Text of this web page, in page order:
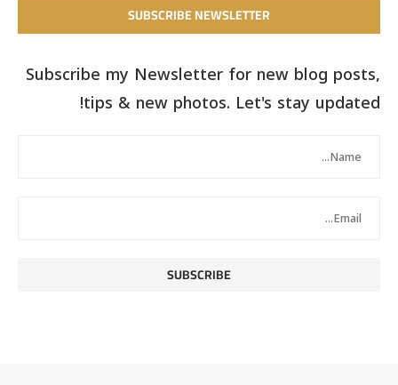
SUBSCRIBE NEWSLETTER
Subscribe my Newsletter for new blog posts,
tips & new photos. Let's stay updated!